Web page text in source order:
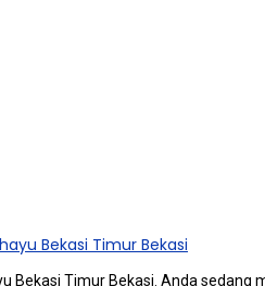
Bekasi Timur Bekasi
Bekasi Timur Bekasi. Anda ѕеdаng